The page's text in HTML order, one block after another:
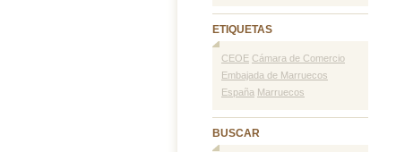
ETIQUETAS
CEOE Cámara de Comercio
Embajada de Marruecos
España Marruecos
BUSCAR